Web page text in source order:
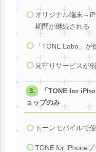
オリジナル端末
期間が継続される
「TONE Labo」が
見守りサービスが
「TONE for
ョップのみ
トーンモバイルで
TONE for iPhone